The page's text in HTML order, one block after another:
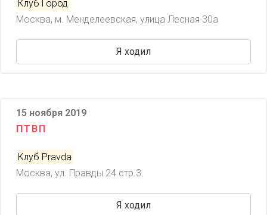
Клуб Город
Москва, м. Менделеевская, улица Лесная 30а
Я ходил
15 ноября 2019
ПТВП
Клуб Pravda
Москва, ул. Правды 24 стр.3
Я ходил